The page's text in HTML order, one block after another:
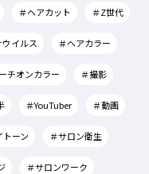
＃ヘアカット ＃Z世代
イルス ＃ヘアカラー
チオンカラー ＃撮影
＃YouTuber ＃動画
トーン ＃サロン衛生
＃サロンワーク